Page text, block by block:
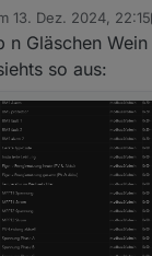
13. Dez. 2024, 22:15
von Schneider
n Gläschen
so aus: